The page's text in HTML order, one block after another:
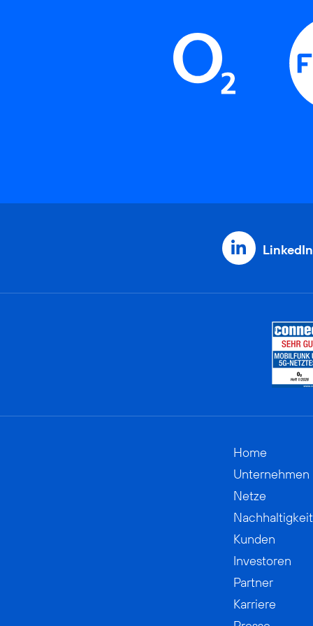
LinkedIn
Home
Unternehmen
Netze
Nachhaltigkeit
Kunden
Investoren
Partner
Karriere